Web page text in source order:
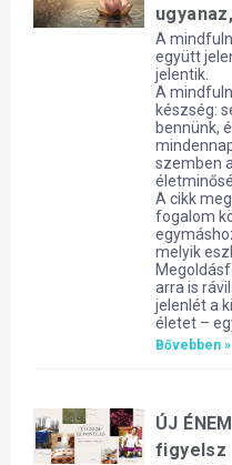
A
együtt
jelentik.
A
készség:
bennünk,
szemben
A cikk
fogalom
melyik
arra is
jelenlét a
életet –
Bővebben »
ÚJ
figyelsz